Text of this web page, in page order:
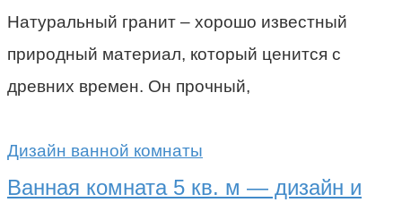
Натуральный гранит – хорошо известный
природный материал, который ценится с
древних времен. Он прочный,
Дизайн ванной комнаты
Ванная комната 5 кв. м — дизайн и